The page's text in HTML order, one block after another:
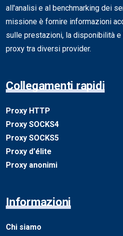
all'analisi e al benchmarking dei
missione è fornire informazioni
sulle prestazioni, la disponibilità
proxy tra diversi provider.
Collegamenti rapidi
Proxy HTTP
Proxy SOCKS4
Proxy SOCKS5
Proxy d'élite
Proxy anonimi
Informazioni
Chi siamo